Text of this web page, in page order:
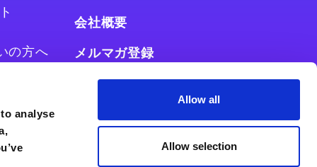
analyse
Allow all
Allow selection
の方へ
会社概要
メルマガ登録